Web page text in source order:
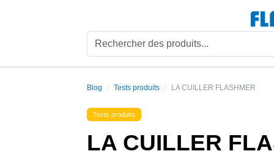
Blog Tests produits LA CUILLER FLASHMER
Tests produits
LA CUILLER